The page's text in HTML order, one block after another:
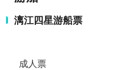
漓江四星游船票
成人票